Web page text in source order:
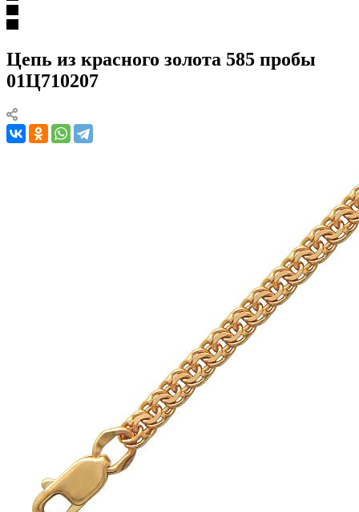
Цепь из красного золота 585 пробы
01Ц710207